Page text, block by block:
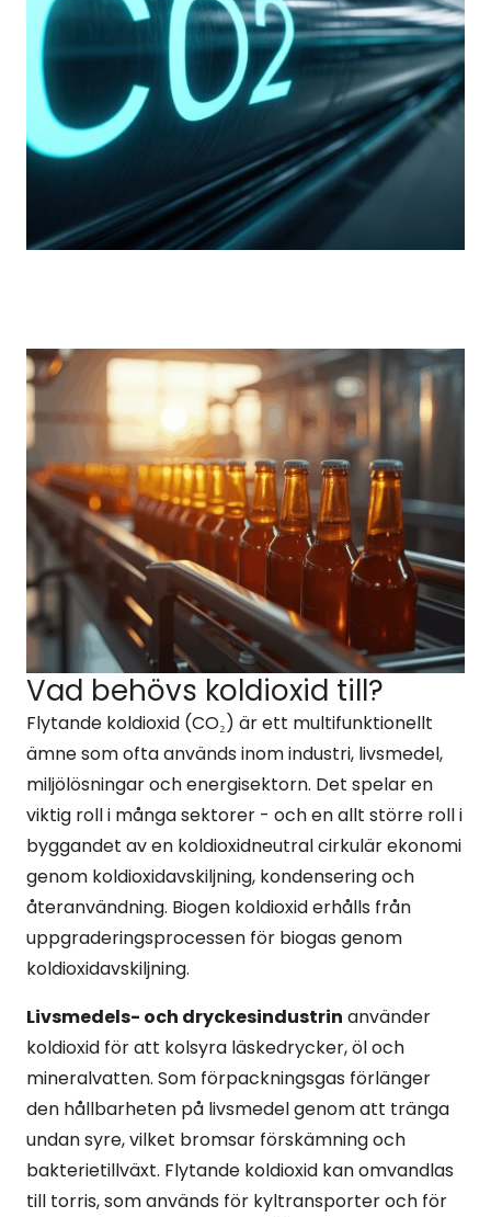
Vad behövs koldioxid till?
Flytande koldioxid (CO₂) är ett multifunktionellt
ämne som ofta används inom industri, livsmedel,
miljölösningar och energisektorn. Det spelar en
viktig roll i många sektorer - och en allt större roll i
byggandet av en koldioxidneutral cirkulär ekonomi
genom koldioxidavskiljning, kondensering och
återanvändning. Biogen koldioxid erhålls från
uppgraderingsprocessen för biogas genom
koldioxidavskiljning.
Livsmedels- och dryckesindustrin använder
koldioxid för att kolsyra läskedrycker, öl och
mineralvatten. Som förpackningsgas förlänger
den hållbarheten på livsmedel genom att tränga
undan syre, vilket bromsar förskämning och
bakterietillväxt. Flytande koldioxid kan omvandlas
till torris, som används för kyltransporter och för